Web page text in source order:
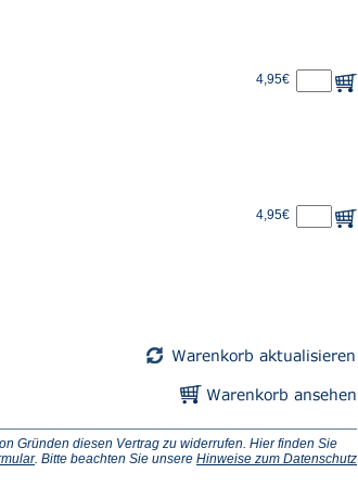
4,95€
4,95€
Gründen diesen Vertrag zu widerrufen. Hier finden Sie
(Öffnet
. Bitte beachten Sie unsere Hinweise zum Datenschutz